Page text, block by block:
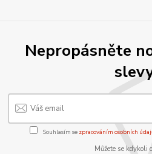
Nepropásněte
Souhlasím se zpracováním osobních
Můžete se kdykoli